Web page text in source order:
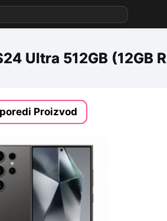
Ultra 512GB (12GB
Proizvod